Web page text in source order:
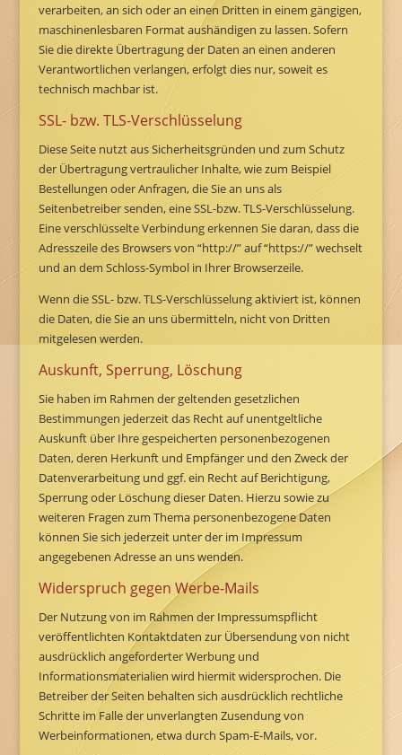
verarbeiten, an sich oder an einen Dritten in einem gängigen,
maschinenlesbaren Format aushändigen zu lassen. Sofern
Sie die direkte Übertragung der Daten an einen anderen
Verantwortlichen verlangen, erfolgt dies nur, soweit es
technisch machbar ist.
SSL- bzw. TLS-Verschlüsselung
Diese Seite nutzt aus Sicherheitsgründen und zum Schutz
der Übertragung vertraulicher Inhalte, wie zum Beispiel
Bestellungen oder Anfragen, die Sie an uns als
Seitenbetreiber senden, eine SSL-bzw. TLS-Verschlüsselung.
Eine verschlüsselte Verbindung erkennen Sie daran, dass die
Adresszeile des Browsers von “http://” auf “https://” wechselt
und an dem Schloss-Symbol in Ihrer Browserzeile.
Wenn die SSL- bzw. TLS-Verschlüsselung aktiviert ist, können
die Daten, die Sie an uns übermitteln, nicht von Dritten
mitgelesen werden.
Auskunft, Sperrung, Löschung
Sie haben im Rahmen der geltenden gesetzlichen
Bestimmungen jederzeit das Recht auf unentgeltliche
Auskunft über Ihre gespeicherten personenbezogenen
Daten, deren Herkunft und Empfänger und den Zweck der
Datenverarbeitung und ggf. ein Recht auf Berichtigung,
Sperrung oder Löschung dieser Daten. Hierzu sowie zu
weiteren Fragen zum Thema personenbezogene Daten
können Sie sich jederzeit unter der im Impressum
angegebenen Adresse an uns wenden.
Widerspruch gegen Werbe-Mails
Der Nutzung von im Rahmen der Impressumspflicht
veröffentlichten Kontaktdaten zur Übersendung von nicht
ausdrücklich angeforderter Werbung und
Informationsmaterialien wird hiermit widersprochen. Die
Betreiber der Seiten behalten sich ausdrücklich rechtliche
Schritte im Falle der unverlangten Zusendung von
Werbeinformationen, etwa durch Spam-E-Mails, vor.